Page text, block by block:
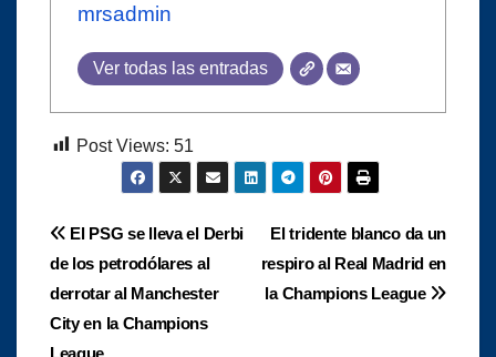
mrsadmin
Ver todas las entradas
Post Views: 51
Navegación
de
entradas
El tridente blanco da un
respiro al Real Madrid en
la Champions League
El PSG se lleva el Derbi
de los petrodólares al
derrotar al Manchester
City en la Champions